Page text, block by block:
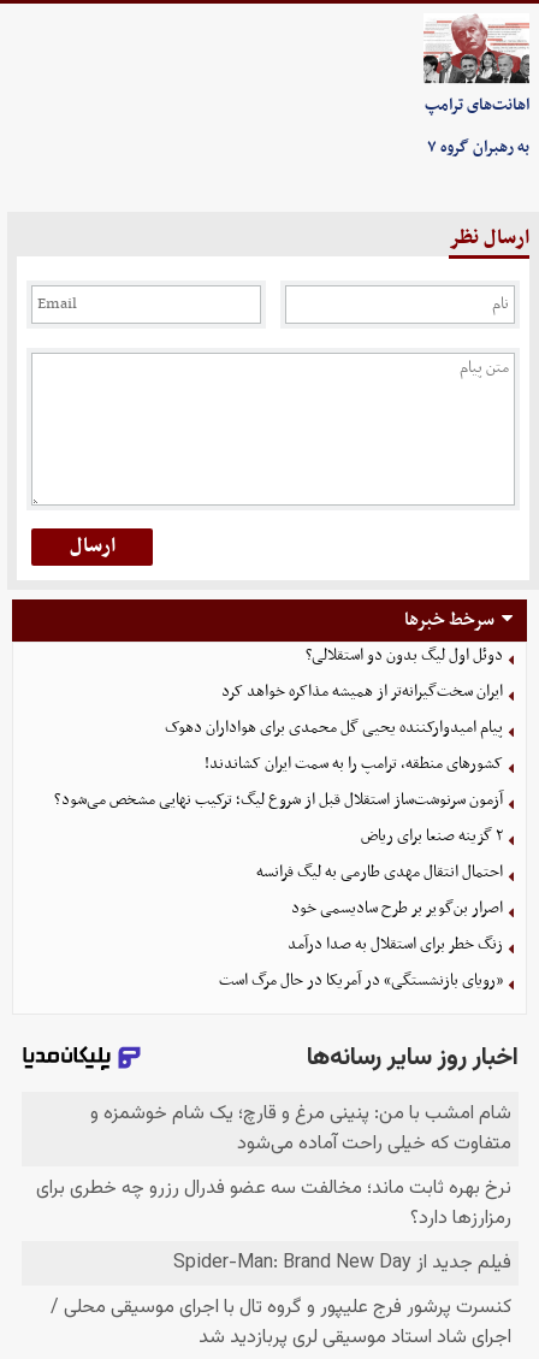
اهانت‌های ترامپ
به رهبران گروه ۷
ارسال نظر
سرخط خبرها
دوئل اول لیگ بدون دو استقلالی؟
ایران سخت‌گیرانه‌تر از همیشه مذاکره خواهد کرد
پیام امیدوارکننده یحیی گل محمدی برای هواداران دهوک
کشورهای منطقه، ترامپ را به سمت ایران کشاندند!
آزمون سرنوشت‌ساز استقلال قبل از شروع لیگ؛ ترکیب نهایی مشخص می‌شود؟
۲ گزینه صنعا برای ریاض
احتمال انتقال مهدی طارمی به لیگ فرانسه
اصرار بن‌گویر بر طرح سادیسمی خود
زنگ خطر برای استقلال به صدا درآمد
«رویای بازنشستگی» در آمریکا در حال مرگ است